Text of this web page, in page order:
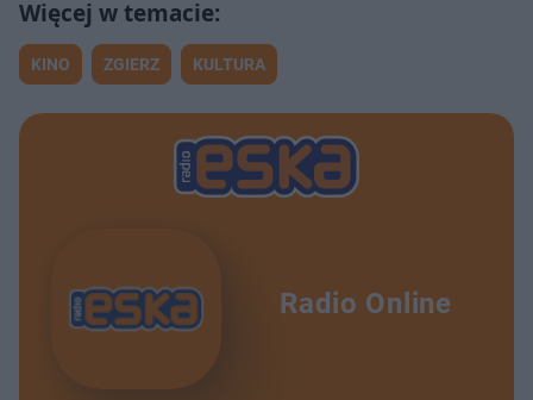
KINO ZGIERZ KULTURA
Radio Online